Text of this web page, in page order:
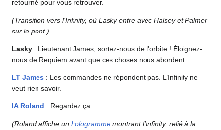
retourné pour vous retrouver.
(Transition vers l'Infinity, où Lasky entre avec Halsey et Palmer
sur le pont.)
Lasky : Lieutenant James, sortez-nous de l'orbite ! Éloignez-
nous de Requiem avant que ces choses nous abordent.
LT James : Les commandes ne répondent pas. L’Infinity ne
veut rien savoir.
IA Roland : Regardez ça.
(Roland affiche un hologramme montrant l’Infinity, relié à la